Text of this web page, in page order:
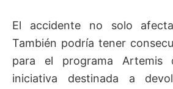
El accidente no solo
También podría tener
para el programa Artemis
iniciativa destinada a